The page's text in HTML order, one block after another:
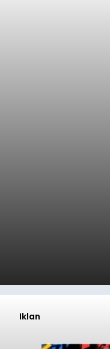
Iklan